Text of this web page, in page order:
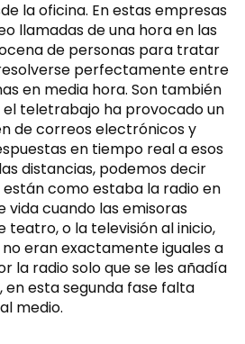
la oficina. En estas empresas
llamadas de una hora en las
de personas para tratar
perfectamente entre
en media hora. Son también
teletrabajo ha provocado un
de correos electrónicos y
en tiempo real a esos
distancias, podemos decir
como estaba la radio en
vida cuando las emisoras
o la televisión al inicio,
eran exactamente iguales a
la radio solo que se les añadía
en esta segunda fase falta
medio.